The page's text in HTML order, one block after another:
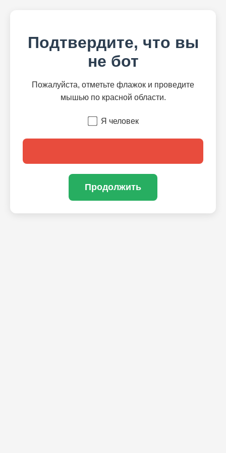
Подтвердите, что вы
не бот
Пожалуйста, отметьте флажок и проведите
мышью по красной области.
Я человек
Продолжить